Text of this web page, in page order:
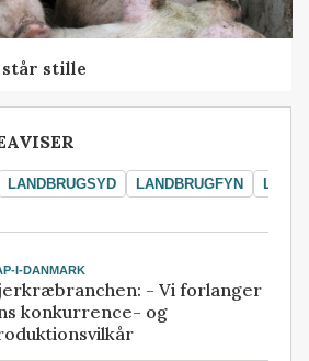
stille
LANDBRUGSYD LANDBRUGFYN
I-DANMARK
- Vi forlanger
konkurrence- og